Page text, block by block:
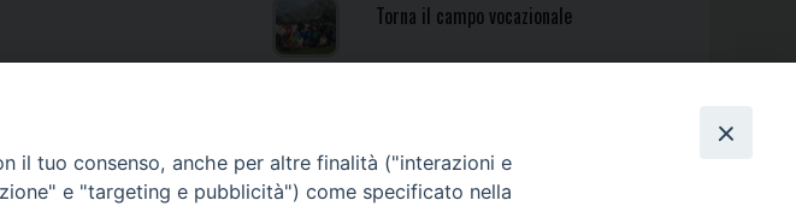
Torna il campo vocazionale
il tuo consenso, anche per altre finalità ("interazioni e
e "targeting e pubblicità") come specificato nella